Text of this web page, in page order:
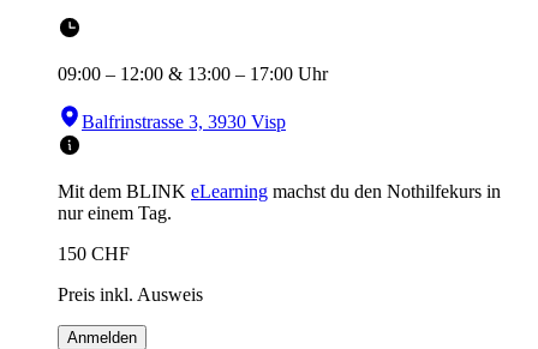
09:00 – 12:00 & 13:00 – 17:00 Uhr
Balfrinstrasse 3, 3930 Visp
Mit dem BLINK eLearning machst du den Nothilfekurs in
nur einem Tag.
150 CHF
Preis inkl. Ausweis
Anmelden